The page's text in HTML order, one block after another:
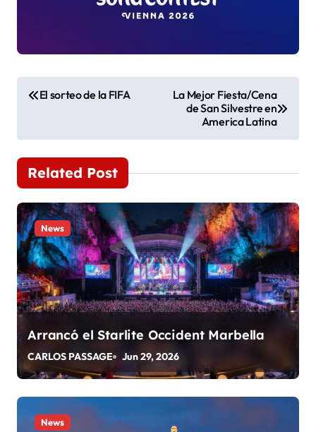
N
v
e
g
a
c
i
ó
n
d
e
El sorteo de la FIFA
La Mejor Fiesta/Cena
de San Silvestre en
America Latina
Related Post
News
Arrancó el Starlite Occident Marbella
CARLOS PASSAGE Jun 29, 2026
News